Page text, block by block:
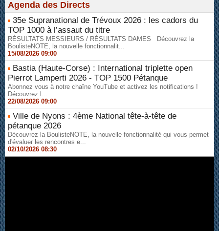
Agenda des Directs
35e Supranational de Trévoux 2026 : les cadors du
TOP 1000 à l’assaut du titre
RÉSULTATS MESSIEURS / RÉSULTATS DAMES Découvrez la
BoulisteNOTE, la nouvelle fonctionnalit...
15/08/2026 09:00
Bastia (Haute-Corse) : International triplette open
Pierrot Lamperti 2026 - TOP 1500 Pétanque
Abonnez vous à notre chaîne YouTube et activez les notifications !
Découvrez l...
22/08/2026 09:00
Ville de Nyons : 4ème National tête-à-tête de
pétanque 2026
Découvrez la BoulisteNOTE, la nouvelle fonctionnalité qui vous permet
d'évaluer les rencontres e...
02/10/2026 08:30